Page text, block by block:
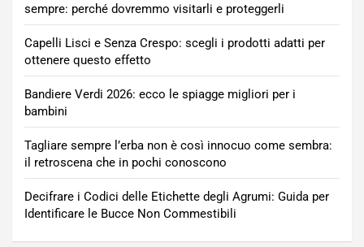
sempre: perché dovremmo visitarli e proteggerli
Capelli Lisci e Senza Crespo: scegli i prodotti adatti per
ottenere questo effetto
Bandiere Verdi 2026: ecco le spiagge migliori per i
bambini
Tagliare sempre l’erba non è così innocuo come sembra:
il retroscena che in pochi conoscono
Decifrare i Codici delle Etichette degli Agrumi: Guida per
Identificare le Bucce Non Commestibili